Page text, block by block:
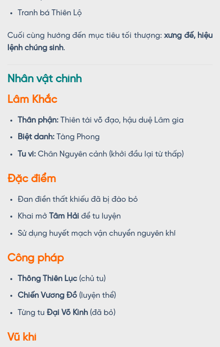
Tranh bá Thiên Lộ
Cuối cùng hướng đến mục tiêu tối thượng:xưng đế, hiệu
lệnh chúng sinh.
Nhân vật chính
Lâm Khắc
Thân phận:Thiên tài võ đạo, hậu duệ Lâm gia
Biệt danh:Tàng Phong
Tu vi:Chân Nguyên cảnh (khởi đầu lại từ thấp)
Đặc điểm
Đan điền thất khiếu đã bị đào bỏ
Khai mở Tâm Hảiđể tu luyện
Sử dụng huyết mạch vận chuyển nguyên khí
Công pháp
Thông Thiên Lục(chủ tu)
Chiến Vương Đồ(luyện thể)
Từng tu Đại Võ Kinh(đã bỏ)
Vũ khí